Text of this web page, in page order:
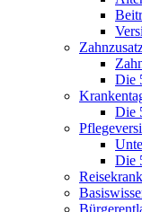
Die
Die
Die